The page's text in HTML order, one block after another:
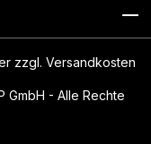
zzgl. Versandkosten
GmbH - Alle Rechte